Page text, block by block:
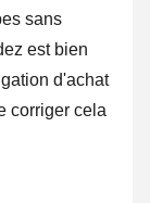
sans
est bien
d'achat
corriger cela